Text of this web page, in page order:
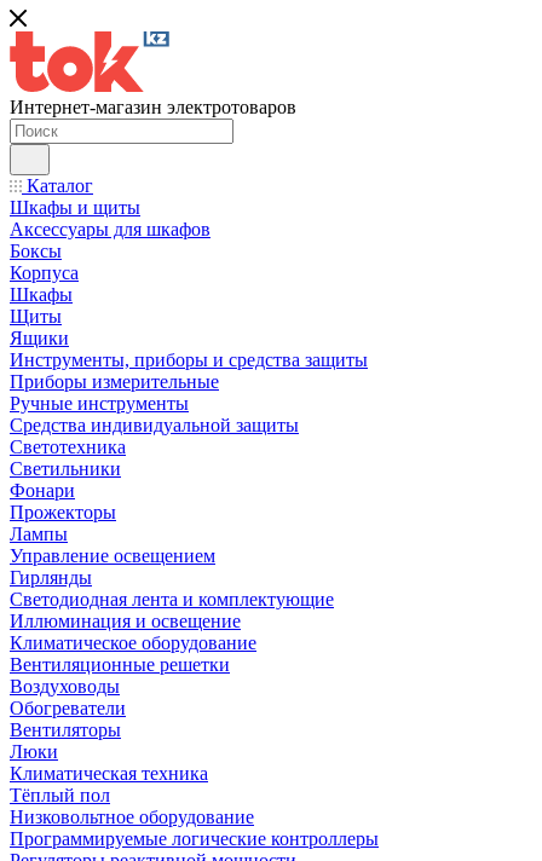
Интернет-магазин электротоваров
Каталог
Шкафы и щиты
Аксессуары для шкафов
Боксы
Корпуса
Шкафы
Щиты
Ящики
Инструменты, приборы и средства защиты
Приборы измерительные
Ручные инструменты
Средства индивидуальной защиты
Светотехника
Светильники
Фонари
Прожекторы
Лампы
Управление освещением
Гирлянды
Светодиодная лента и комплектующие
Иллюминация и освещение
Климатическое оборудование
Вентиляционные решетки
Воздуховоды
Обогреватели
Вентиляторы
Люки
Климатическая техника
Тёплый пол
Низковольтное оборудование
Программируемые логические контроллеры